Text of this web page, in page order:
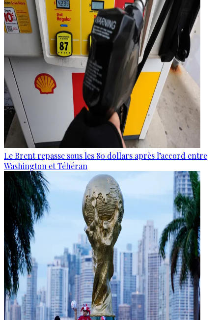
Le Brent repasse sous les 80 dollars après l’accord entre
Washington et Téhéran